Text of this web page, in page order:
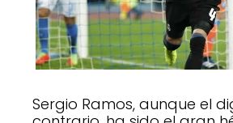
Sergio Ramos, aunque el